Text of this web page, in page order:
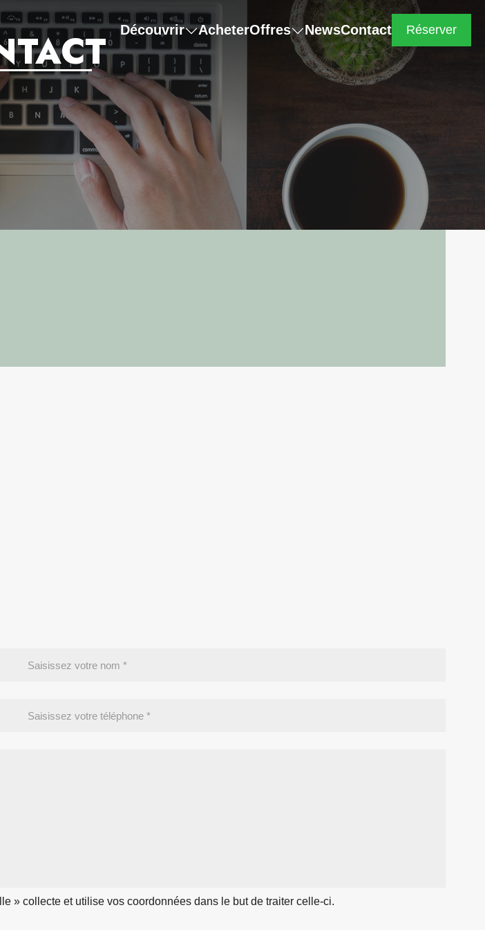
Découvrir AcheterOffres NewsContact Réserver
» collecte et utilise vos coordonnées dans le but de traiter celle-ci.